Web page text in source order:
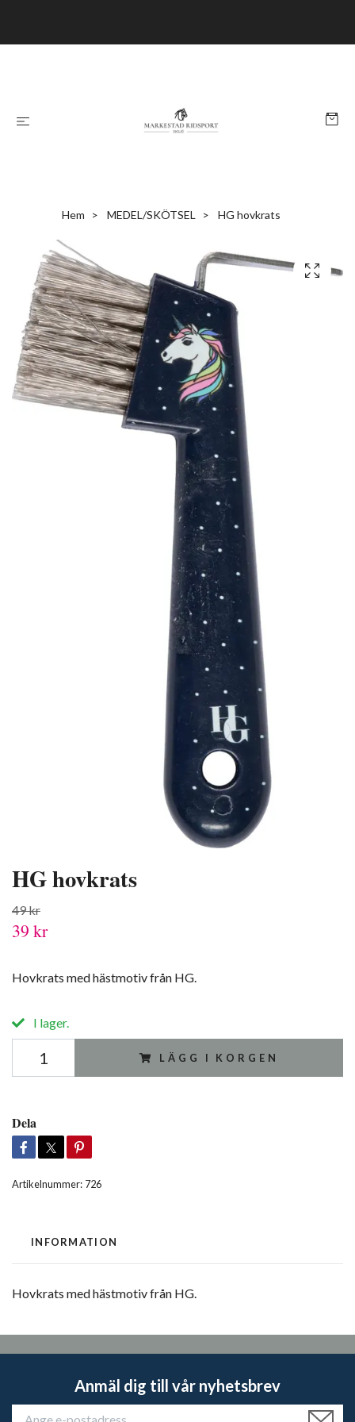
Hem MEDEL/SKÖTSEL HG hovkrats
HG hovkrats
49 kr
39 kr
Hovkrats med hästmotiv från HG.
I lager.
LÄGG I KORGEN
Dela
Artikelnummer: 726
INFORMATION
Hovkrats med hästmotiv från HG.
Anmäl dig till vår nyhetsbrev